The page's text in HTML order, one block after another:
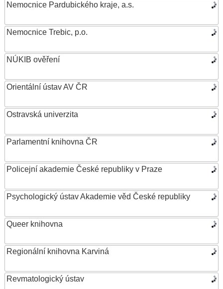
Nemocnice Pardubického kraje, a.s.
Nemocnice Trebic, p.o.
NÚKIB ověření
Orientální ústav AV ČR
Ostravská univerzita
Parlamentní knihovna ČR
Policejní akademie České republiky v Praze
Psychologický ústav Akademie věd České republiky
Queer knihovna
Regionální knihovna Karviná
Revmatologický ústav